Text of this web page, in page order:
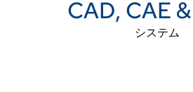
CAD, CAE
システム